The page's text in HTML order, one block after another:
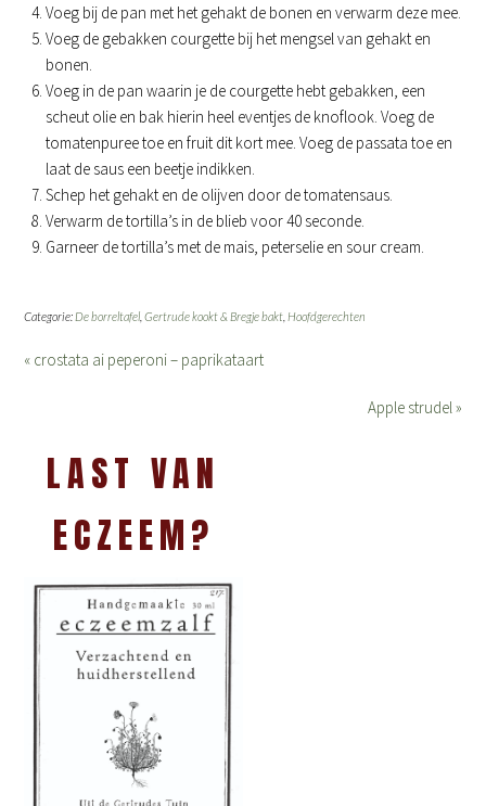
Voeg bij de pan met het gehakt de bonen en verwarm deze mee.
Voeg de gebakken courgette bij het mengsel van gehakt en
bonen.
Voeg in de pan waarin je de courgette hebt gebakken, een
scheut olie en bak hierin heel eventjes de knoflook. Voeg de
tomatenpuree toe en fruit dit kort mee. Voeg de passata toe en
laat de saus een beetje indikken.
Schep het gehakt en de olijven door de tomatensaus.
Verwarm de tortilla’s in de blieb voor 40 seconde.
Garneer de tortilla’s met de mais, peterselie en sour cream.
Categorie: De borreltafel ,Gertrude kookt & Bregje bakt Hoofdgerechten
« crostata ai peperoni – paprikataart
Apple strudel »
LAST VAN
ECZEEM?